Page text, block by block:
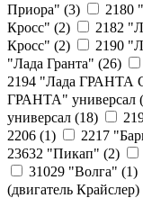
Приора" (3) 2180
Кросс" (2) 2182
Кросс" (2) 2190
"Лада Гранта" (26)
2194 "Лада ГРАНТА
ГРАНТА" универсал (
универсал (18)
2206 (1) 2217
23632 "Пикап" (2)
31029 "Волга" (1)
(двигатель Крайслер)